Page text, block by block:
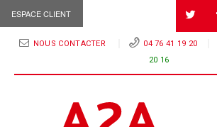
ESPACE CLIENT
NOUS CONTACTER 04 76 41 19 20
20 16